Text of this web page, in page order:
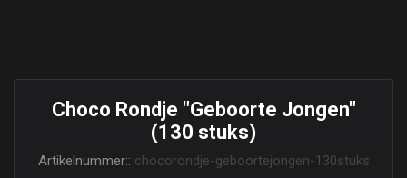
Choco Rondje "Geboorte Jongen"
(130 stuks)
Artikelnummer:: chocorondje-geboortejongen-130stuks